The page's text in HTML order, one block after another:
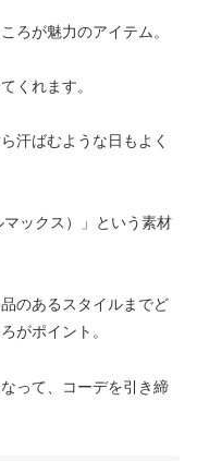
ろが魅力のアイテム。
くれます。
汗ばむような日もよく
ックス）」という素材
のあるスタイルまでど
がポイント。
って、コーデを引き締